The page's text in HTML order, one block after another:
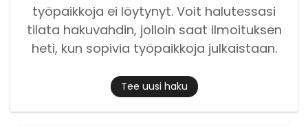
työpaikkoja ei löytynyt. Voit halutessasi
tilata hakuvahdin, jolloin saat ilmoituksen
heti, kun sopivia työpaikkoja julkaistaan.
Tee uusi haku